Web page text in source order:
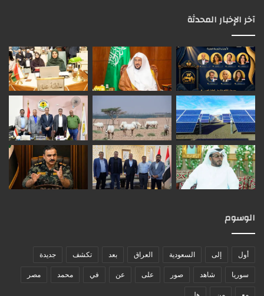
آخر الإخبار المحدثة
الوسوم
أول إلى السعودية العراق بعد تكشف جديدة
سوريا شاهد صور على عن في محمد مصر